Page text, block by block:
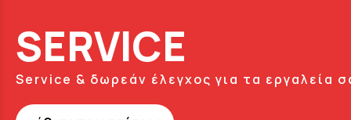
SERVICE
Service & δωρεάν έλεγχος για τα εργαλεία